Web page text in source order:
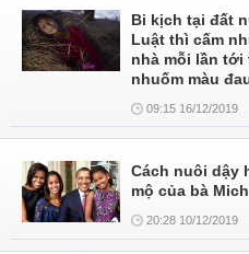
Bi kịch tại đất
Luật thì cấm
nhà mỗi lần tới
nhuốm màu
09:15 16/12/2019
Cách nuôi dậy
mộ của bà
20:28 10/12/2019